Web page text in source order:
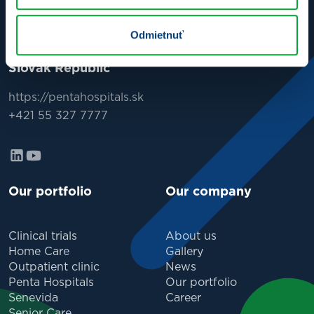
Odmietnuť
sekretariat@pentahospitals.pl
https://www.pentahospitals.pl
Slovak Republic
https://pentahospitals.sk
+421 55 327 7777
Our portfolio
Clinical trials
Home Care
Outpatient clinic
Penta Hospitals
Senevida
Our company
About us
Gallery
News
Our portfolio
Career